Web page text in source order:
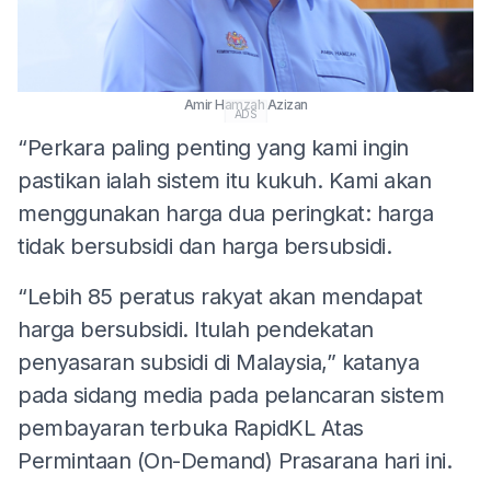
Amir Hamzah Azizan
ADS
“Perkara paling penting yang kami ingin
pastikan ialah sistem itu kukuh. Kami akan
menggunakan harga dua peringkat: harga
tidak bersubsidi dan harga bersubsidi.
“Lebih 85 peratus rakyat akan mendapat
harga bersubsidi. Itulah pendekatan
penyasaran subsidi di Malaysia,” katanya
pada sidang media pada pelancaran sistem
pembayaran terbuka RapidKL Atas
Permintaan (On-Demand) Prasarana hari ini.